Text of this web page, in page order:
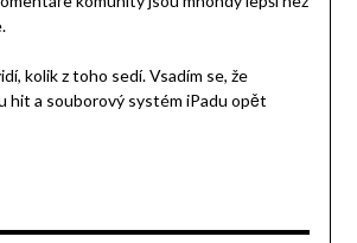
kolik z toho sedí. Vsadím se, že
hit a souborový systém iPadu opět